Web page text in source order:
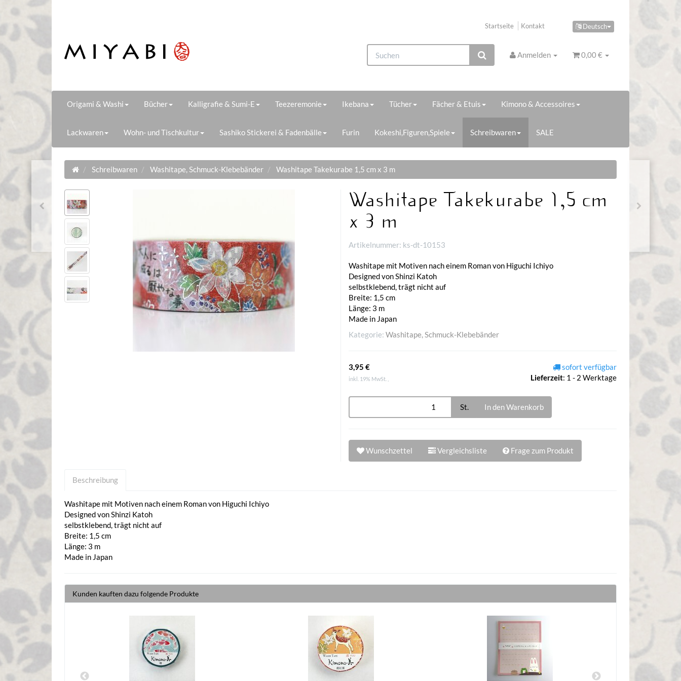
Deutsch
Startseite Kontakt
Anmelden 0,00 €
Origami & Washi Bücher Kalligrafie & Sumi-E Teezeremonie Ikebana Tücher Fächer & Etuis Kimono & Accessoires
Lackwaren Wohn- und Tischkultur Sashiko Stickerei & Fadenbälle Furin Kokeshi,Figuren,Spiele Schreibwaren SALE
Schreibwaren Washitape, Schmuck-Klebebänder Washitape Takekurabe 1,5 cm x 3 m
Washitape Takekurabe 1,5 cm
x 3 m
Artikelnummer: ks-dt-10153
Washitape mit Motiven nach einem Roman von Higuchi Ichiyo
Designed von Shinzi Katoh
selbstklebend, trägt nicht auf
Breite: 1,5 cm
Länge: 3 m
Made in Japan
Kategorie: Washitape, Schmuck-Klebebänder
3,95 €
inkl. 19% MwSt. ,
sofort verfügbar
Lieferzeit: 1 - 2 Werktage
St. In den Warenkorb
Wunschzettel Vergleichsliste Frage zum Produkt
Beschreibung
Washitape mit Motiven nach einem Roman von Higuchi Ichiyo
Designed von Shinzi Katoh
selbstklebend, trägt nicht auf
Breite: 1,5 cm
Länge: 3 m
Made in Japan
Kunden kauften dazu folgende Produkte